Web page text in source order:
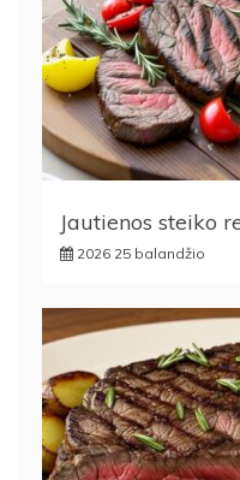
Jautienos steiko
2026 25 balandžio